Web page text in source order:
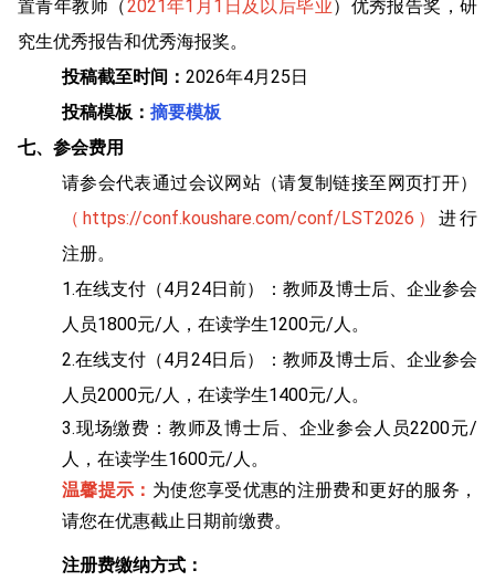
置青年教师（2021年1月1日及以后毕业）优秀报告奖，研
究生优秀报告和优秀海报奖。
投稿截至时间： 2026年4月25日
投稿模板： 摘要模板
七、参会费用
请参会代表通过会议网站（请复制链接至网页打开）
（https://conf.koushare.com/conf/LST2026） 进行
注册。
1.在线支付（4月24日前）：教师及博士后、企业参会
人员1800元/人，在读学生1200元/人。
2.在线支付（4月24日后）：教师及博士后、企业参会
人员2000元/人，在读学生1400元/人。
3.现场缴费：教师及博士后、企业参会人员2200元/
人，在读学生1600元/人。
温馨提示： 为使您享受优惠的注册费和更好的服务，
请您在优惠截止日期前缴费。
注册费缴纳方式：